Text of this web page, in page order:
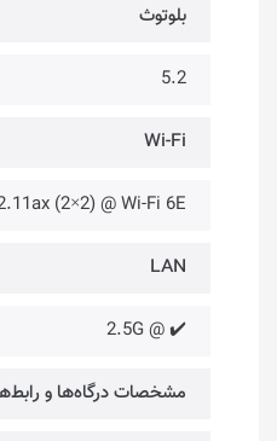
بلوتوث
5.2
Wi-Fi
(2×2) @ Wi-Fi 6E
LAN
✔️ @ 2.5G
مشخصات درگاه‌ها و